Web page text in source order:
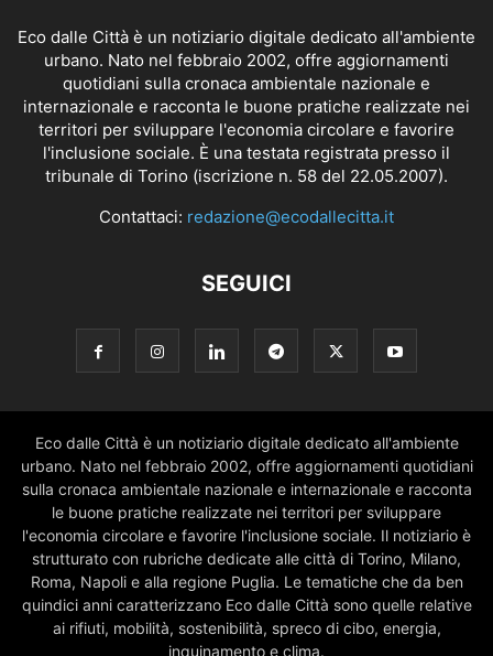
Eco dalle Città è un notiziario digitale dedicato all'ambiente
urbano. Nato nel febbraio 2002, offre aggiornamenti
quotidiani sulla cronaca ambientale nazionale e
internazionale e racconta le buone pratiche realizzate nei
territori per sviluppare l'economia circolare e favorire
l'inclusione sociale. È una testata registrata presso il
tribunale di Torino (iscrizione n. 58 del 22.05.2007).
Contattaci: redazione@ecodallecitta.it
SEGUICI
Eco dalle Città è un notiziario digitale dedicato all'ambiente
urbano. Nato nel febbraio 2002, offre aggiornamenti quotidiani
sulla cronaca ambientale nazionale e internazionale e racconta
le buone pratiche realizzate nei territori per sviluppare
l'economia circolare e favorire l'inclusione sociale. Il notiziario è
strutturato con rubriche dedicate alle città di Torino, Milano,
Roma, Napoli e alla regione Puglia. Le tematiche che da ben
quindici anni caratterizzano Eco dalle Città sono quelle relative
ai rifiuti, mobilità, sostenibilità, spreco di cibo, energia,
inquinamento e clima.